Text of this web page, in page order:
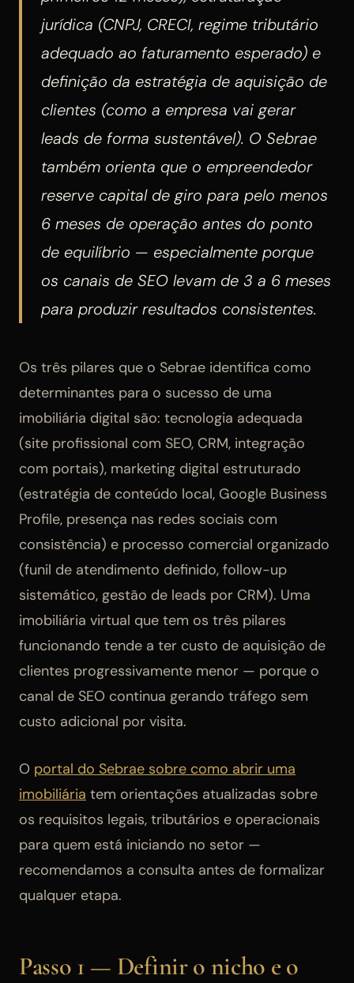
jurídica (CNPJ, CRECI, regime tributário
adequado ao faturamento esperado) e
definição da estratégia de aquisição de
clientes (como a empresa vai gerar
leads de forma sustentável). O Sebrae
também orienta que o empreendedor
reserve capital de giro para pelo menos
6 meses de operação antes do ponto
de equilíbrio — especialmente porque
os canais de SEO levam de 3 a 6 meses
para produzir resultados consistentes.
Os três pilares que o Sebrae identifica como
determinantes para o sucesso de uma
imobiliária digital são: tecnologia adequada
(site profissional com SEO, CRM, integração
com portais), marketing digital estruturado
(estratégia de conteúdo local, Google Business
Profile, presença nas redes sociais com
consistência) e processo comercial organizado
(funil de atendimento definido, follow-up
sistemático, gestão de leads por CRM). Uma
imobiliária virtual que tem os três pilares
funcionando tende a ter custo de aquisição de
clientes progressivamente menor — porque o
canal de SEO continua gerando tráfego sem
custo adicional por visita.
O portal do Sebrae sobre como abrir uma
imobiliária tem orientações atualizadas sobre
os requisitos legais, tributários e operacionais
para quem está iniciando no setor —
recomendamos a consulta antes de formalizar
qualquer etapa.
Passo 1 — Definir o nicho e o